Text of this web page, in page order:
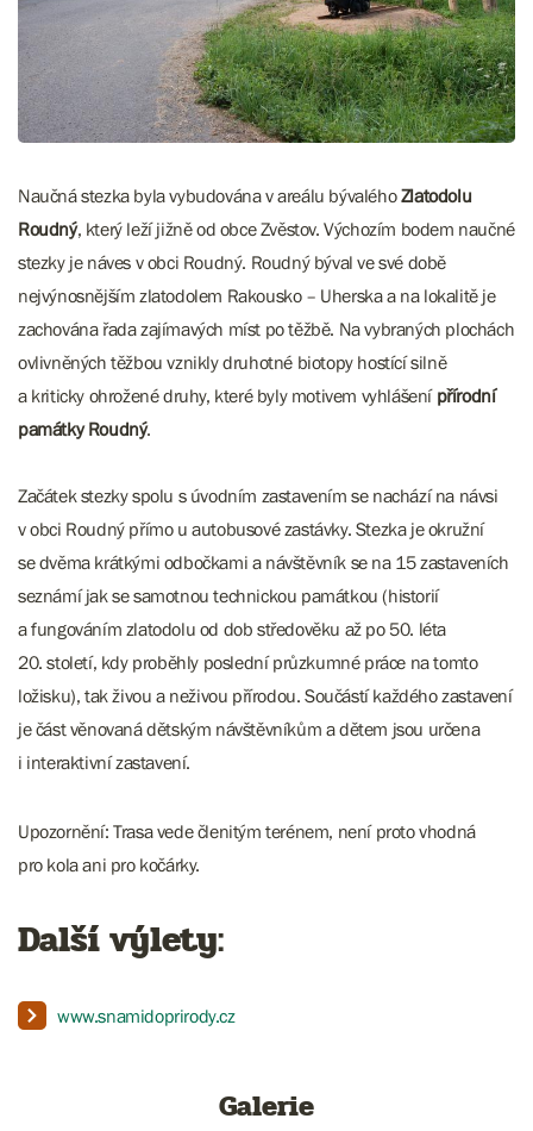
Naučná stezka byla vybudována v areálu bývaléhoZlatodolu
Roudný, který leží jižně od obce Zvěstov. Výchozím bodem naučné
stezky je náves v obci Roudný. Roudný býval ve své době
nejvýnosnějším zlatodolem Rakousko – Uherska a na lokalitě je
zachována řada zajímavých míst po těžbě. Na vybraných plochách
ovlivněných těžbou vznikly druhotné biotopy hostící silně
a kriticky ohrožené druhy, které byly motivem vyhlášení přírodní
památky Roudný.
Začátek stezky spolu s úvodním zastavením se nachází na návsi
v obci Roudný přímo u autobusové zastávky. Stezka je okružní
se dvěma krátkými odbočkami a návštěvník se na 15 zastaveních
seznámí jak se samotnou technickou památkou (historií
a fungováním zlatodolu od dob středověku až po 50. léta
20. století, kdy proběhly poslední průzkumné práce na tomto
ložisku), tak živou a neživou přírodou. Součástí každého zastavení
je část věnovaná dětským návštěvníkům a dětem jsou určena
i interaktivní zastavení.
Upozornění: Trasa vede členitým terénem, není proto vhodná
pro kola ani pro kočárky.
Další výlety:
www.snamidoprirody.cz
Galerie